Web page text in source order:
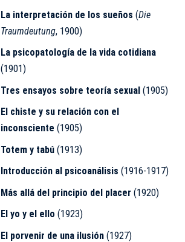
La interpretación de los sueños (Die
Traumdeutung, 1900)
La psicopatología de la vida cotidiana
(1901)
Tres ensayos sobre teoría sexual(1905)
El chiste y su relación con el
inconsciente (1905)
Totem y tabú(1913)
Introducción al psicoanálisis (1916-1917)
Más allá del principio del placer (1920)
El yo y el ello (1923)
El porvenir de una ilusión(1927)